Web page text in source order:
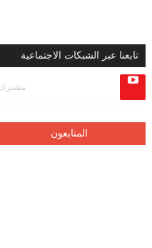
تابعنا عبر الشبكات الاجتماعية
مشترك
المتابعون